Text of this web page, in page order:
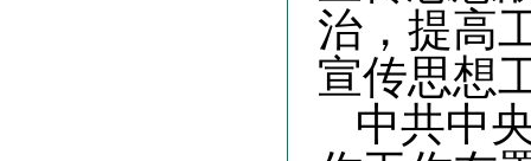
治，提高
宣传思想
中共中